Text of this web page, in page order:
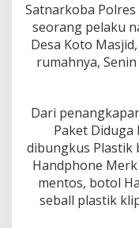
Satnarkoba
seorang pelaku
Desa Koto
rumahnya,
Dari
Paket
dibungkus Plastik
Handphone
mentos, botol
seball plastik